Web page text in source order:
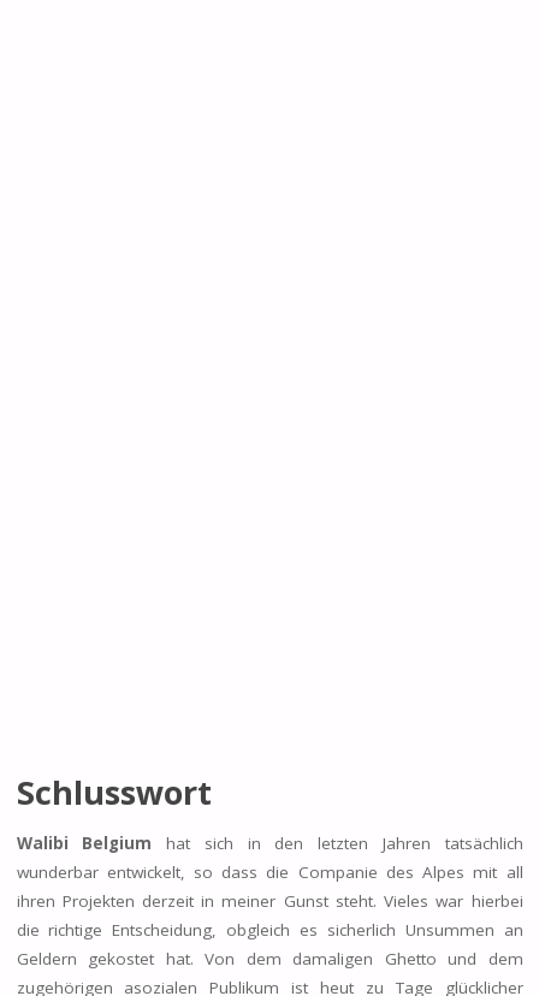
Schlusswort
Walibi Belgium hat sich in den letzten Jahren tatsächlich
wunderbar entwickelt, so dass die Companie des Alpes mit all
ihren Projekten derzeit in meiner Gunst steht. Vieles war hierbei
die richtige Entscheidung, obgleich es sicherlich Unsummen an
Geldern gekostet hat. Von dem damaligen Ghetto und dem
zugehörigen asozialen Publikum ist heut zu Tage glücklicher